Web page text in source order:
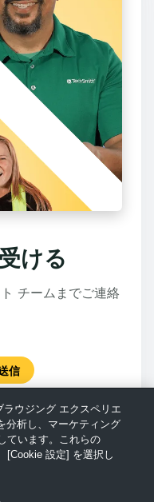
ける
チームまでご連絡
信
ウジング エクスペリエ
分析し、マーケティング
ています。これらの
[Cookie 設定] を選択し